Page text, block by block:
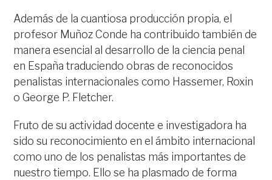
Además de la cuantiosa producción propia, el
profesor Muñoz Conde ha contribuido también de
manera esencial al desarrollo de la ciencia penal
en España traduciendo obras de reconocidos
penalistas internacionales como Hassemer, Roxin
o George P. Fletcher.
Fruto de su actividad docente e investigadora ha
sido su reconocimiento en el ámbito internacional
como uno de los penalistas más importantes de
nuestro tiempo. Ello se ha plasmado de forma